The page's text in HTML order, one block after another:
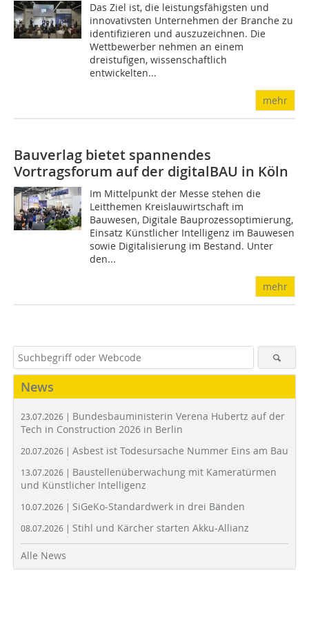
Das Ziel ist, die leistungsfähigsten und
innovativsten Unternehmen der Branche zu
identifizieren und auszuzeichnen. Die
Wettbewerber nehmen an einem
dreistufigen, wissenschaftlich
entwickelten...
mehr
Bauverlag bietet spannendes
Vortragsforum auf der digitalBAU in Köln
Im Mittelpunkt der Messe stehen die
Leitthemen Kreislauwirtschaft im
Bauwesen, Digitale Bauprozessoptimierung,
Einsatz Künstlicher Intelligenz im Bauwesen
sowie Digitalisierung im Bestand. Unter
den...
mehr
News
23.07.2026 | Bundesbauministerin Verena Hubertz auf der
Tech in Construction 2026 in Berlin
20.07.2026 | Asbest ist Todesursache Nummer Eins am Bau
13.07.2026 | Baustellenüberwachung mit Kameratürmen
und Künstlicher Intelligenz
10.07.2026 | SiGeKo-Standardwerk in drei Bänden
08.07.2026 | Stihl und Kärcher starten Akku-Allianz
Alle News